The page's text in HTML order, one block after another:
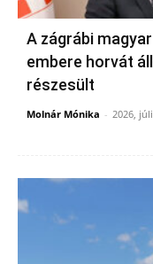
A zágrábi
embere horvát
részesült
Molnár Mónika - 2026,